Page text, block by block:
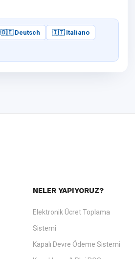
🇩🇪 Deutsch 🇮🇹 Italiano
NELER YAPIYORUZ?
Elektronik Ücret Toplama
Sistemi
Kapalı Devre Ödeme Sistemi